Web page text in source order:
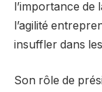
l’importance de
l’agilité
insuffler dans
Son rôle de